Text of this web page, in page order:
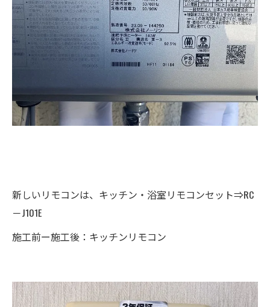
新しいリモコンは、キッチン・浴室リモコンセット⇒RC
－J101E
施工前ー施工後：キッチンリモコン